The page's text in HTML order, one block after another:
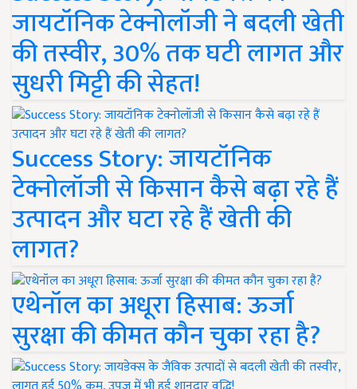
जायटॉनिक टेक्नोलॉजी ने बदली खेती
की तस्वीर, 30% तक घटी लागत और
सुधरी मिट्टी की सेहत!
Success Story: जायटॉनिक
टेक्नोलॉजी से किसान कैसे बढ़ा रहे हैं
उत्पादन और घटा रहे हैं खेती की
लागत?
एथेनॉल का अधूरा हिसाब: ऊर्जा
सुरक्षा की कीमत कौन चुका रहा है?